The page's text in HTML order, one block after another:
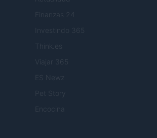
Finanzas 24
Investindo 365
Think.es
Viajar 365
ES Newz
Pet Story
Encocina